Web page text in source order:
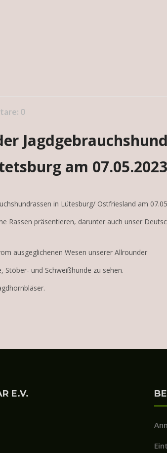
0
am 07.05.2023
in Lütesburg/ Ostfriesland am
Rassen präsentieren, darunter auch unser
ausgeglichenen Wesen unserer Allrounder
Stöber- und Schweißhunde zu sehen.
E.V.